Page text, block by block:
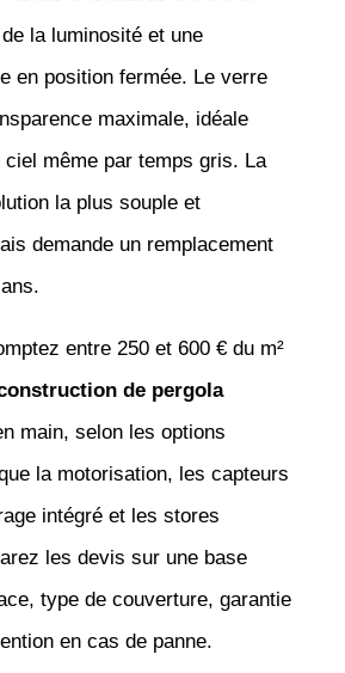
la luminosité et une
en position fermée. Le verre
maximale, idéale
ciel même par temps gris. La
la plus souple et
demande un remplacement
entre 250 et 600 € du m²
de pergola
main, selon les options
la motorisation, les capteurs
intégré et les stores
les devis sur une base
type de couverture, garantie
en cas de panne.